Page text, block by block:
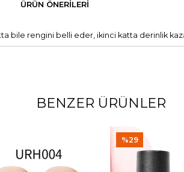
ÜRÜN ÖNERILERI
bile rengini belli eder, ikinci katta derinlik
BENZER ÜRÜNLER
%29